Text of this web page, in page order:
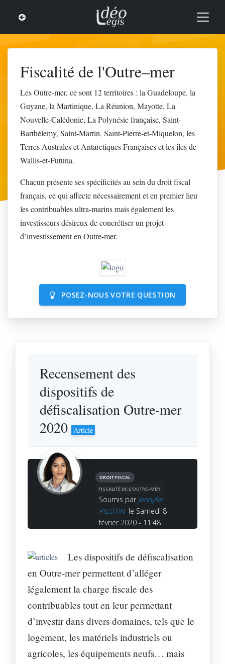
Fiscalité de l'Outre–mer
Les Outre-mer, ce sont 12 territoires : la Guadeloupe, la
Guyane, la Martinique, La Réunion, Mayotte, La
Nouvelle-Calédonie, La Polynésie française, Saint-
Barthélemy, Saint-Martin, Saint-Pierre-et-Miquelon, les
Terres Australes et Antarctiques Françaises et les îles de
Wallis-et-Futuna.
Chacun présente ses spécificités au sein du droit fiscal
français, ce qui affecte nécessairement et en premier lieu
les contribuables ultra-marins mais également les
investisseurs désireux de concrétiser un projet
d’investissement en Outre-mer.
POSEZ-NOUS VOTRE QUESTION
Recensement des
dispositifs de
défiscalisation Outre-mer
2020 Article
DROIT FISCAL
FISCALITÉ DE L'OUTRE–MER
Soumis par Jennyfer
PILOTIN le Samedi 8
février 2020 - 11:48
Les dispositifs de défiscalisation
en Outre-mer permettent d’alléger
légalement la charge fiscale des
contribuables tout en leur permettant
d’investir dans divers domaines, tels que le
logement, les matériels industriels ou
agricoles, les équipements neufs… mais